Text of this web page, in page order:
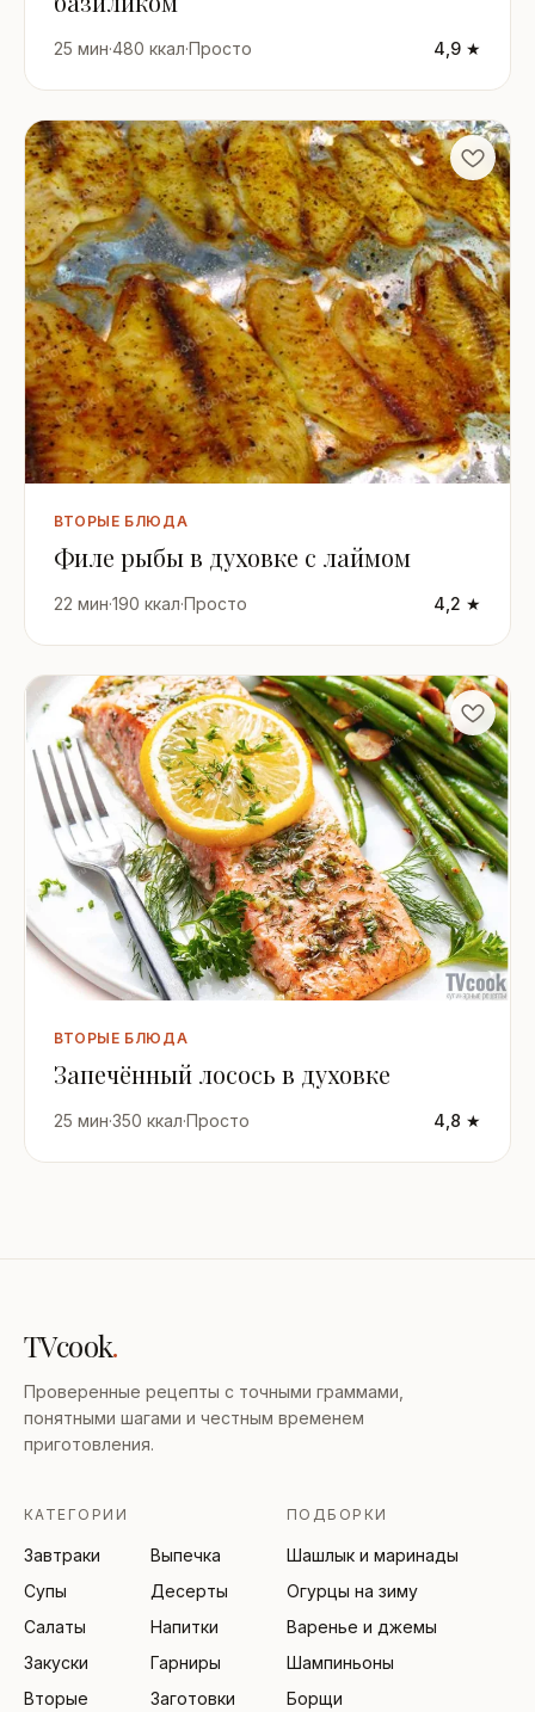
25 мин·480 ккал·Просто 4,9 ★
ВТОРЫЕ БЛЮДА
Филе рыбы в духовке с лаймом
22 мин·190 ккал·Просто 4,2 ★
ВТОРЫЕ БЛЮДА
Запечённый лосось в духовке
25 мин·350 ккал·Просто 4,8 ★
TVcook.
Проверенные рецепты с точными граммами,
понятными шагами и честным временем
приготовления.
КАТЕГОРИИ
Завтраки
Выпечка
Супы
Десерты
Салаты
Напитки
Закуски
Гарниры
Вторые
Заготовки
ПОДБОРКИ
Шашлык и маринады
Огурцы на зиму
Варенье и джемы
Шампиньоны
Борщи